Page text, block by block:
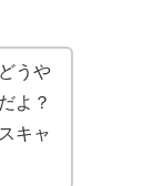
うや
よ？
キャ